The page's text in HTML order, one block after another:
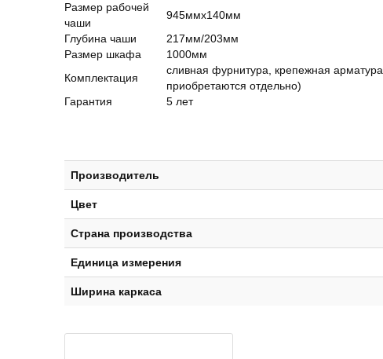
Размер рабочей
чаши
945ммх140мм
Глубина чаши
217мм/203мм
Размер шкафа
1000мм
Комплектация
сливная фурнитура, крепежная
приобретаются отдельно)
Гарантия
5 лет
Производитель
Цвет
Страна производства
Единица измерения
Ширина каркаса